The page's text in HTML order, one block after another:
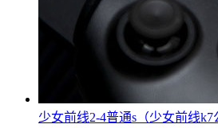
少女前线2-4普通s（少女前线k7